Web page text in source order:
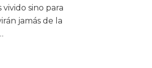
sino para
jamás de la